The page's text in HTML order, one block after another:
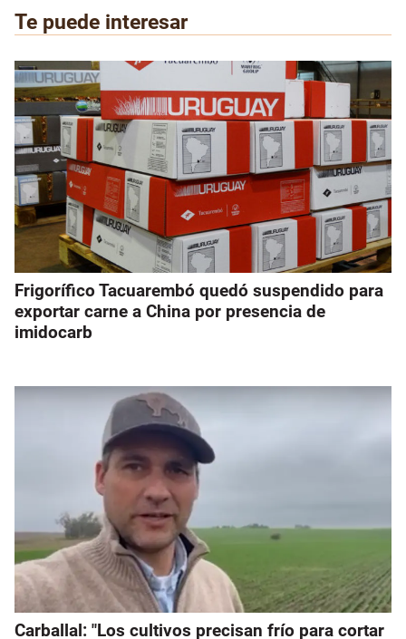
Te puede interesar
Frigorífico Tacuarembó quedó suspendido para
exportar carne a China por presencia de
imidocarb
Carballal: "Los cultivos precisan frío para cortar